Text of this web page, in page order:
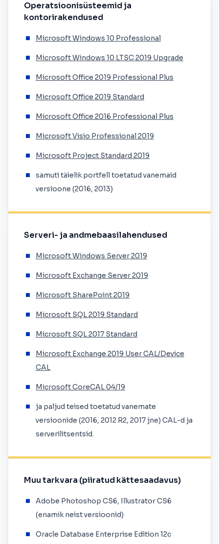
Operatsioonisüsteemid ja
kontorirakendused
Microsoft Windows 10 Professional
Microsoft Windows 10 LTSC 2019 Upgrade
Microsoft Office 2019 Professional Plus
Microsoft Office 2019 Standard
Microsoft Office 2016 Professional Plus
Microsoft Visio Professional 2019
Microsoft Project Standard 2019
samuti täielik portfell toetatud vanemaid
versioone (2016, 2013)
Serveri- ja andmebaasilahendused
Microsoft Windows Server 2019
Microsoft Exchange Server 2019
Microsoft SharePoint 2019
Microsoft SQL 2019 Standard
Microsoft SQL 2017 Standard
Microsoft Exchange 2019 User CAL/Device
CAL
Microsoft CoreCAL 04/19
ja paljud teised toetatud vanemate
versioonide (2016, 2012 R2, 2017 jne) CAL-d ja
serverilitsentsid.
Muu tarkvara (piiratud kättesaadavus)
Adobe Photoshop CS6, Illustrator CS6
(enamik neist versioonid)
Oracle Database Enterprise Edition 12c